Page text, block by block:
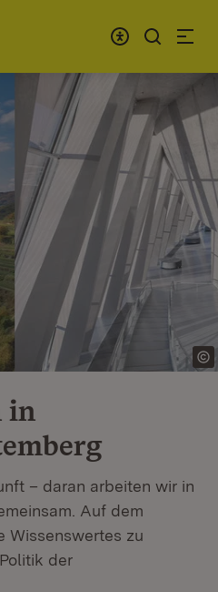
in
– daran arbeiten wir in
Auf dem
Wissenswertes zu
der